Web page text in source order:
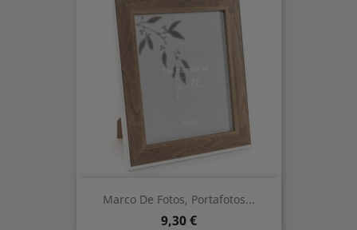
Marco De Fotos, Portafotos...
Precio
9,30 €